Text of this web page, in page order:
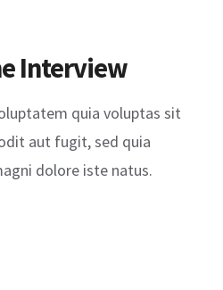
Interview
quia voluptas sit
aut fugit, sed quia
dolore iste natus.